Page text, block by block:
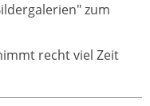
zum
recht viel Zeit